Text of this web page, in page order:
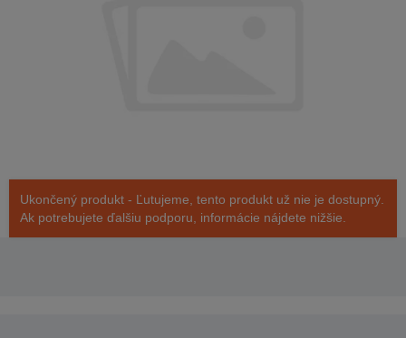
Ukončený produkt - Ľutujeme, tento produkt už nie je dostupný.
Ak potrebujete ďalšiu podporu, informácie nájdete nižšie.